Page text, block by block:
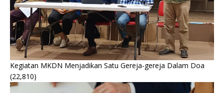
Kegiatan MKDN Menjadikan Satu Gereja-gereja Dalam Doa
(22,810)